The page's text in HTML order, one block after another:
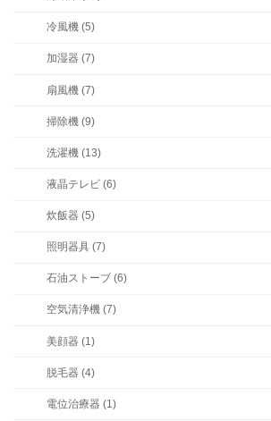
冷風機 (5)
加湿器 (7)
扇風機 (7)
掃除機 (9)
洗濯機 (13)
液晶テレビ (6)
炊飯器 (5)
照明器具 (7)
石油ストーブ (6)
空気清浄機 (7)
美顔器 (1)
脱毛器 (4)
電位治療器 (1)